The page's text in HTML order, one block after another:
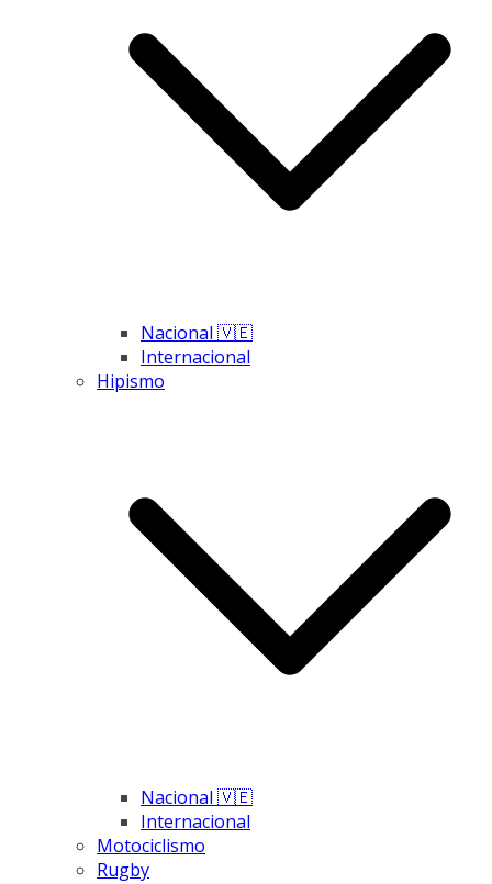
Nacional 🇻🇪
Internacional
Hipismo
Nacional 🇻🇪
Internacional
Motociclismo
Rugby